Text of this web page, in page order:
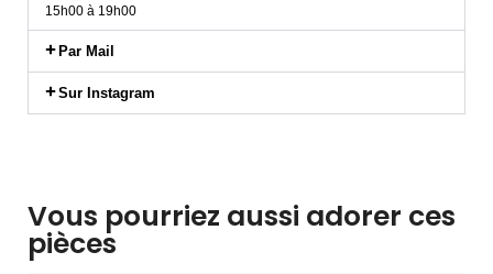
15h00 à 19h00
Par Mail
Sur Instagram
Vous pourriez aussi adorer ces
pièces